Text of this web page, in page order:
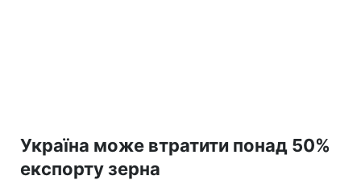
Україна може втратити понад 50%
експорту зерна